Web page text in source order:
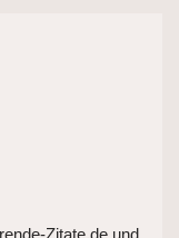
Zitate.de und